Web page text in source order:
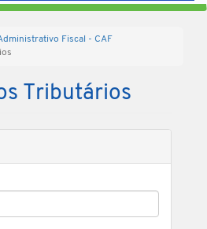
Fiscal - CAF
Tributários